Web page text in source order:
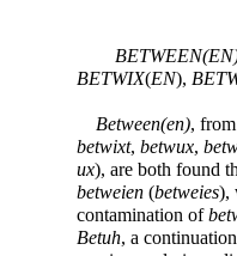
BETWIX(EN),
Between(en),
betwixt, betwux,
ux), are both found
betweien (betweies),
contamination of
Betuh, a